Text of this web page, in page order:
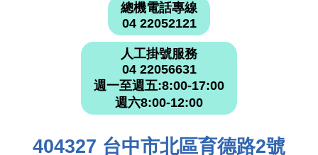
總機電話專線
04 22052121
人工掛號服務
04 22056631
週一至週五:8:00-17:00
週六8:00-12:00
404327 台中市北區育德路2號